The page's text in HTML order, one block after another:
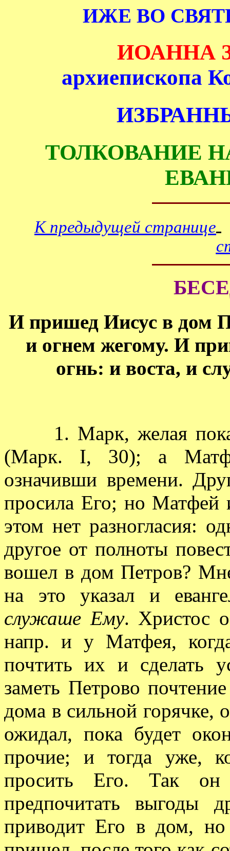
ИЖЕ ВО
ИОАННА
архиепископа
ТОЛКОВАНИЕ
К предыдущей странице
И пришед Иисус в дом
и огнем жегому. И
огнь: и воста, и
1. Марк, желая
(Марк. I, 30); а
означивши времени.
просила Его; но Матфей
этом нет разногласия:
другое от полноты
вошел в дом Петров?
на это указал и
служаше Ему. Христос
напр. и у Матфея,
почтить их и сделать
заметь Петрово
дома в сильной горячке,
ожидал, пока будет
прочие; и тогда уже,
просить Его. Так он
предпочитать выгоды
приводит Его в дом,